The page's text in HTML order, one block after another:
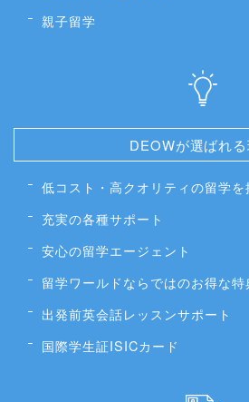
親子留学
DEOWが選ばれ
低コスト・高クオリティの留学を
充実の各種サポート
安心の留学エージェント
留学ワールドならではのお得な特
出発前英会話レッスンサポート
国際学生証ISICカード